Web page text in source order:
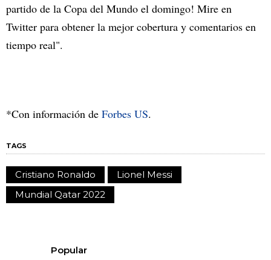
partido de la Copa del Mundo el domingo! Mire en
Twitter para obtener la mejor cobertura y comentarios en
tiempo real".
*Con información de Forbes US.
TAGS
Cristiano Ronaldo
Lionel Messi
Mundial Qatar 2022
Popular